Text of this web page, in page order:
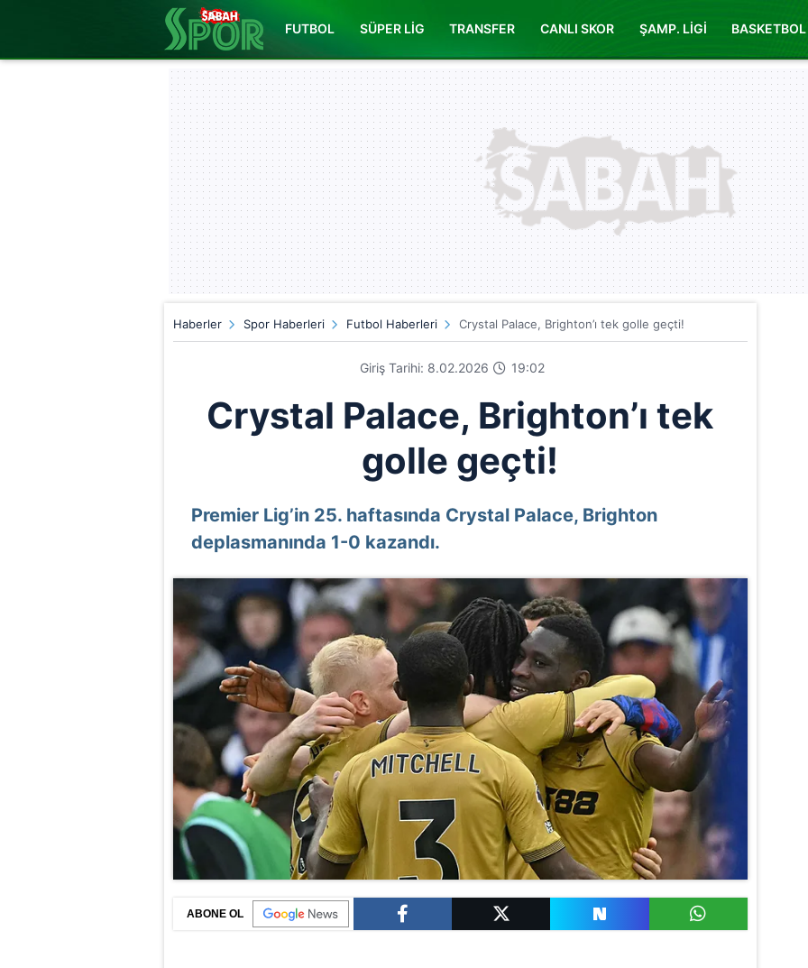
FUTBOL SÜPER LİG TRANSFER CANLI SKOR ŞAMP. LİGİ BASKETBOL
Haberler Spor Haberleri Futbol Haberleri Crystal Palace, Brighton’ı tek golle geçti!
Giriş Tarihi: 8.02.2026 19:02
Crystal Palace, Brighton’ı tek
golle geçti!
Premier Lig’in 25. haftasında Crystal Palace, Brighton
deplasmanında 1-0 kazandı.
ABONE OL